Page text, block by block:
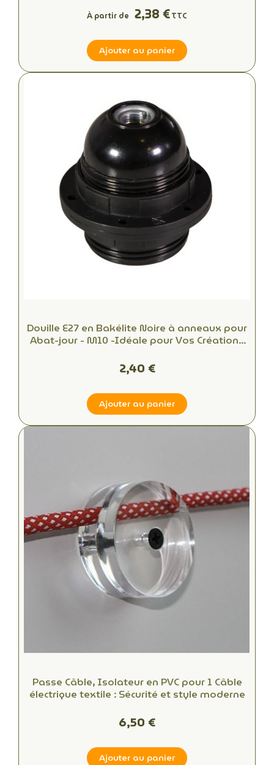
À partir de 2,38 €TTC
Ajouter au panier
Douille E27 en Bakélite Noire à anneaux pour
Abat-jour - M10 -Idéale pour Vos Créations
2,40 €
Ajouter au panier
Passe Câble, Isolateur en PVC pour 1 Câble
électrique textile : Sécurité et style moderne
6,50 €
Ajouter au panier